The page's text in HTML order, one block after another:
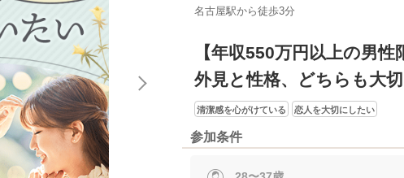
名古屋駅から徒歩3分
【年収550万円以上の男性
外見と性格、どちらも大
清潔感を心がけている 恋人を大切にしたい
参加条件